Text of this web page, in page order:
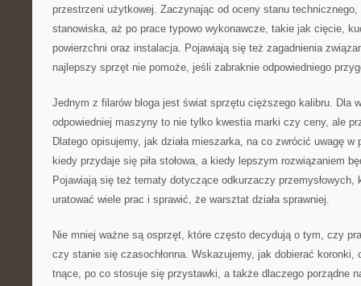
przestrzeni użytkowej. Zaczynając od oceny stanu technicznego,
stanowiska, aż po prace typowo wykonawcze, takie jak cięcie,
powierzchni oraz instalacja. Pojawiają się też zagadnienia
najlepszy sprzęt nie pomoże, jeśli zabraknie odpowiedniego
Jednym z filarów bloga jest świat sprzętu cięższego kalibru. Dla
odpowiedniej maszyny to nie tylko kwestia marki czy ceny, ale
Dlatego opisujemy, jak działa mieszarka, na co zwrócić uwagę w
kiedy przydaje się piła stołowa, a kiedy lepszym rozwiązaniem
Pojawiają się też tematy dotyczące odkurzaczy przemysłowych,
uratować wiele prac i sprawić, że warsztat działa sprawniej.
Nie mniej ważne są osprzęt, które często decydują o tym, czy
czy stanie się czasochłonna. Wskazujemy, jak dobierać koronki,
tnące, po co stosuje się przystawki, a także dlaczego porządne